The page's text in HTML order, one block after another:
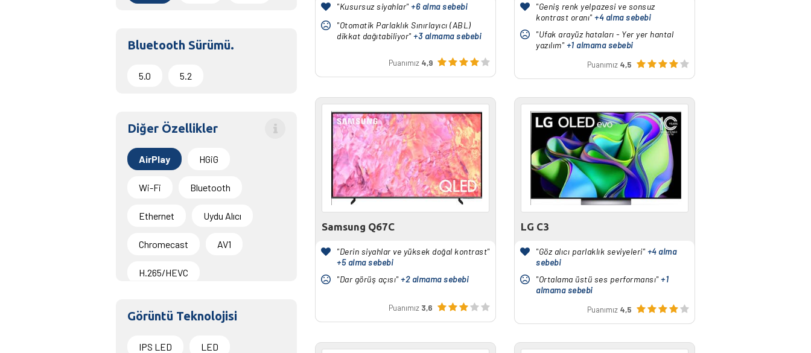
Bluetooth Sürümü.
5.0 5.2
Diğer Özellikler
AirPlay HGiG
Wi-Fi Bluetooth
Ethernet Uydu Alıcı
Chromecast AV1
H.265/HEVC
Görüntü Teknolojisi
IPS LED LED
"Kusursuz siyahlar" +6 alma sebebi
"Otomatik Parlaklık Sınırlayıcı (ABL)
dikkat dağıtabiliyor" +3 almama sebebi
Puanımız 4,9
"Geniş renk yelpazesi ve sonsuz
kontrast oranı" +4 alma sebebi
"Ufak arayüz hataları - Yer yer hantal
yazılım" +1 almama sebebi
Puanımız 4,5
Samsung Q67C
"Derin siyahlar ve yüksek doğal kontrast"
+5 alma sebebi
"Dar görüş açısı" +2 almama sebebi
Puanımız 3,6
LG C3
"Göz alıcı parlaklık seviyeleri" +4 alma
sebebi
"Ortalama üstü ses performansı" +1
almama sebebi
Puanımız 4,5